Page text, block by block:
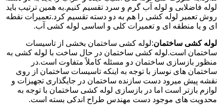
لوله فاضلابی و لوله آب گرم و سرد تقسیم کنیم.به همین ترتیب باید
روش تعمیر لوله کشی را هم به دو دسته تقسیم کرد.تعمیرات نقطه
ای و یا منطقه ای و تعمیرات کلی و اساسی لوله کشی آب.
لوله کشی ساختمان:لوله کشی ساختمان بخشی از تاسیسات
ساختمان است.لوله کشی ساختمان در حال ساخت با لوله کشی به
منظور بازسازی ساختمان دو مسئله کاملاً متفاوت است.در
ساختمان های نوساز با توجه به اینکه تاسیسات ساختمان از روی
نقشه پیش میرود دست سازنده ساختمان در جایگذاری تجهیزات و
لوازم بازتر است اما در بازسازی لوله کشی ساختمان با توجه به
محدویت های موجود دست مهندس طراح اندکی بسته است.